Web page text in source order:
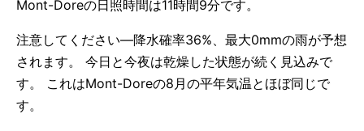
Mont-Doreの日照時間は11時間9分です。
注意してください—降水確率36%、最大0mmの雨が予想
されます。 今日と今夜は乾燥した状態が続く見込みで
す。 これはMont-Doreの8月の平年気温とほぼ同じで
す。